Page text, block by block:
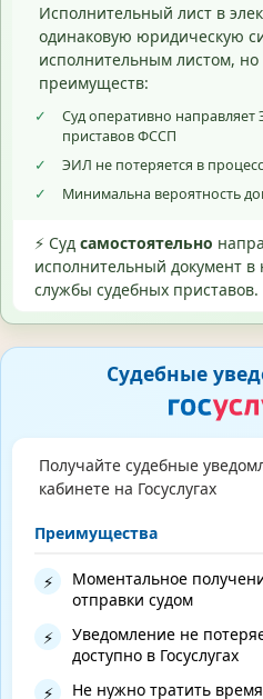
Исполнительный лист в
одинаковую юридическую
исполнительным листом,
преимуществ:
✓
Суд оперативно
приставов ФССП
✓
ЭИЛ не потеряется в
✓
Минимальна вероятность
⚡ Суд самостоятельно
исполнительный документ
службы судебных приставов.
Судебные
Получайте судебные
кабинете на Госуслугах
Преимущества
⚡
Моментальное
отправки судом
⚡
Уведомление не
доступно в Госуслугах
⚡
Не нужно тратить